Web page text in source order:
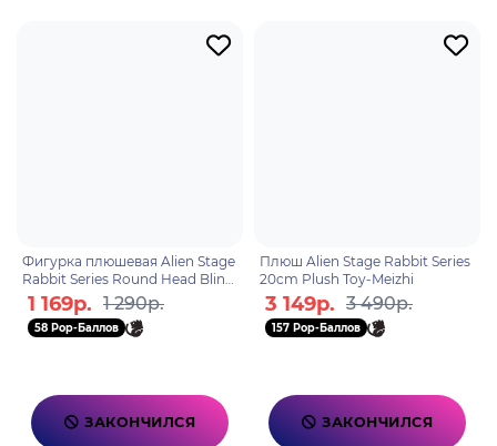
Фигурка плюшевая Alien Stage
Rabbit Series Round Head Blind
Box 1 шт 6972797300837
1 169р. 1 290р.
58 Pop-Баллов
ЗАКОНЧИЛСЯ
Плюш Alien Stage Rabbit Series
20cm Plush Toy-Meizhi
3 149р. 3 490р.
157 Pop-Баллов
ЗАКОНЧИЛСЯ